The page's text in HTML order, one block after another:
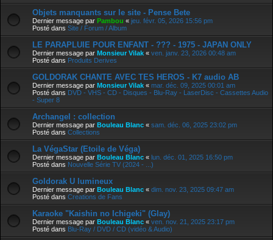
Objets manquants sur le site - Pense Bete
Dernier message par Pambou « jeu. févr. 05, 2026 15:56 pm
Posté dans Site / Forum / Album
LE PARAPLUIE POUR ENFANT - ??? - 1975 - JAPAN ONLY
Dernier message par Monsieur Vilak « ven. janv. 23, 2026 00:48 am
Posté dans Produits Derives
GOLDORAK CHANTE AVEC TES HEROS - K7 audio AB
Dernier message par Monsieur Vilak « mar. déc. 09, 2025 00:01 am
Posté dans DVD - VHS - CD - Disques - Blu-Ray - LaserDisc - Cassettes Audio
- Super 8
Archangel : collection
Dernier message par Bouleau Blanc « sam. déc. 06, 2025 23:02 pm
Posté dans Collections
La VégaStar (Etoile de Véga)
Dernier message par Bouleau Blanc « lun. déc. 01, 2025 16:50 pm
Posté dans Nouvelle Série TV (2024 - ...)
Goldorak U lumineux
Dernier message par Bouleau Blanc « dim. nov. 23, 2025 09:47 am
Posté dans Creations de Fans
Karaoke "Kaishin no Ichigeki" (Glay)
Dernier message par Bouleau Blanc « ven. nov. 21, 2025 23:17 pm
Posté dans Blu-Ray / DVD / CD (vidéo & Audio)